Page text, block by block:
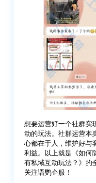
想要运营好一个社群实
动的玩法。社群运营本
心都在于人，维护好与
利益。以上就是《如何
有私域互动玩法？》的
关注语鹦企服！